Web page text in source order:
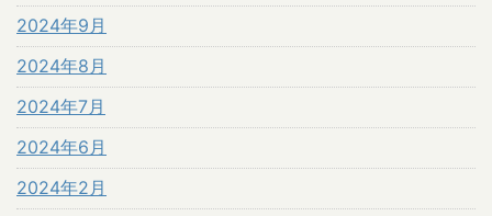
2024年9月
2024年8月
2024年7月
2024年6月
2024年2月